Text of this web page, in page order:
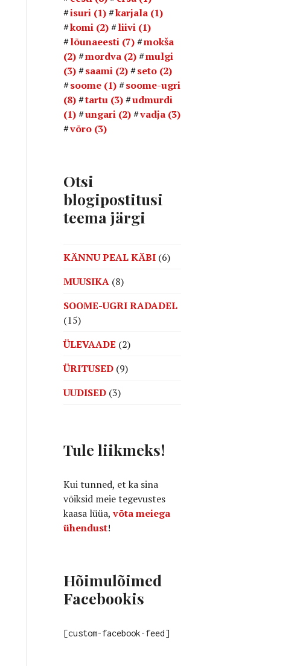
Eesti pinnal
isuri (1) karjala (1)
komi (2) liivi (1)
lõunaeesti (7)
mokša
(2)
mordva (2)
mulgi
(3)
saami (2) seto (2)
soome (1)
soome-ugri
(8)
tartu (3)
udmurdi
(1)
ungari (2) vadja (3)
võro (3)
Otsi
blogipostitusi
teema järgi
KÄNNU PEAL KÄBI (6)
MUUSIKA (8)
SOOME-UGRI RADADEL
(15)
ÜLEVAADE (2)
ÜRITUSED (9)
UUDISED (3)
Tule liikmeks!
Kui tunned, et ka sina
võiksid meie tegevustes
kaasa lüüa, võta meiega
ühendust!
Hõimulõimed
Facebookis
[custom-facebook-feed]